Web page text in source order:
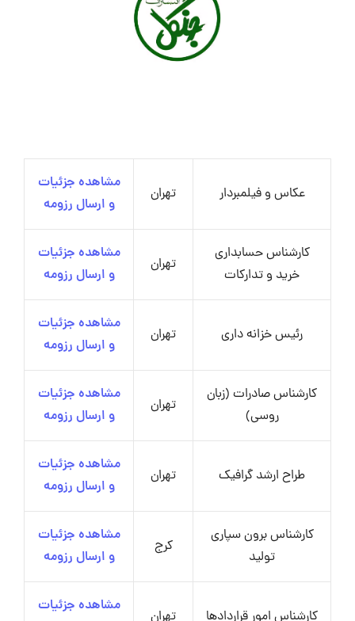
عکاس و فیلمبردار تهران
مشاهده جزئیات
و ارسال رزومه
کارشناس حسابداری
خرید و تدارکات
تهران
مشاهده جزئیات
و ارسال رزومه
رئیس خزانه داری تهران
مشاهده جزئیات
و ارسال رزومه
کارشناس صادرات (زبان
روسی)
تهران
مشاهده جزئیات
و ارسال رزومه
طراح ارشد گرافیک تهران
مشاهده جزئیات
و ارسال رزومه
کارشناس برون سپاری
تولید
کرج
مشاهده جزئیات
و ارسال رزومه
کارشناس امور قراردادها تهران
مشاهده جزئیات